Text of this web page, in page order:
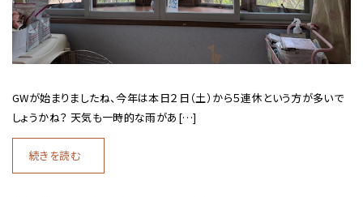
GWが始まりましたね、今年は本日２日（土）から５連休という方が多いで
しょうかね？ 天気も一時的な雨があ[…]
続きを読む